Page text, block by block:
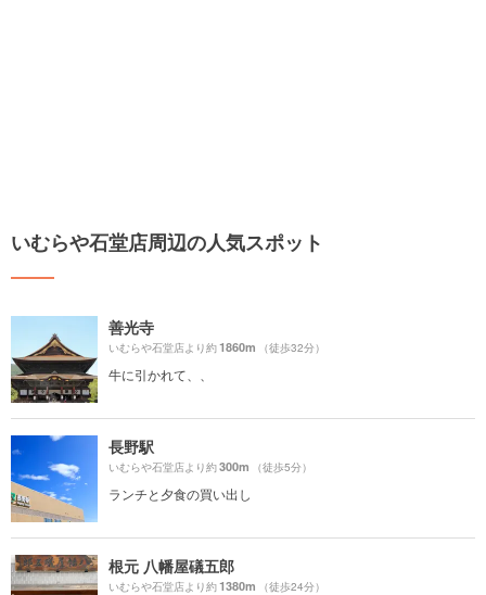
いむらや石堂店周辺の人気スポット
善光寺
いむらや石堂店より約1860m （徒歩32分）
牛に引かれて、、
長野駅
いむらや石堂店より約300m （徒歩5分）
ランチと夕食の買い出し
根元 八幡屋礒五郎
いむらや石堂店より約1380m （徒歩24分）